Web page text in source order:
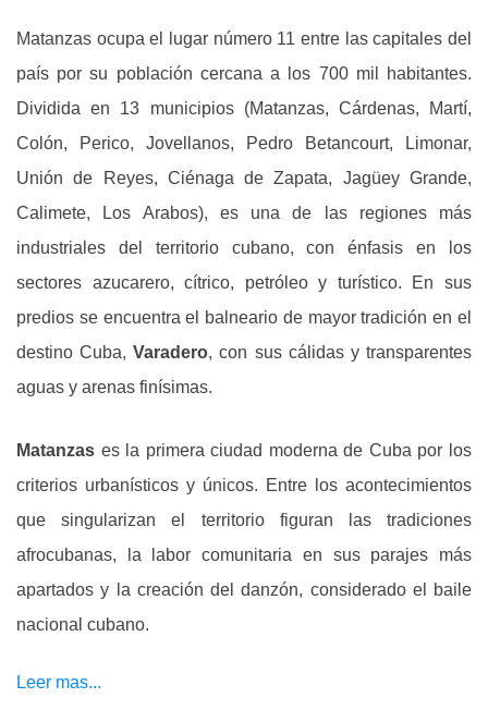
Matanzas ocupa el lugar número 11 entre las capitales del
país por su población cercana a los 700 mil habitantes.
Dividida en 13 municipios (Matanzas, Cárdenas, Martí,
Colón, Perico, Jovellanos, Pedro Betancourt, Limonar,
Unión de Reyes, Ciénaga de Zapata, Jagüey Grande,
Calimete, Los Arabos), es una de las regiones más
industriales del territorio cubano, con énfasis en los
sectores azucarero, cítrico, petróleo y turístico. En sus
predios se encuentra el balneario de mayor tradición en el
destino Cuba,Varadero, con sus cálidas y transparentes
aguas y arenas finísimas.
Matanzas es la primera ciudad moderna de Cuba por los
criterios urbanísticos y únicos. Entre los acontecimientos
que singularizan el territorio figuran las tradiciones
afrocubanas, la labor comunitaria en sus parajes más
apartados y la creación del danzón, considerado el baile
nacional cubano.
Leer mas...